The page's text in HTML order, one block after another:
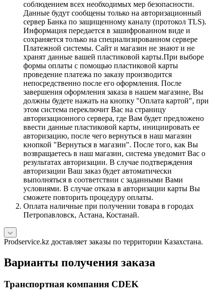
соблюдением всех необходимых мер безопасности.
Данные будут сообщены только на авторизационный
сервер Банка по защищенному каналу (протокол TLS).
Информация передается в зашифрованном виде и
сохраняется только на специализированном сервере
Платежной системы. Сайт и магазин не знают и не
хранят данные вашей пластиковой карты.При выборе
формы оплаты с помощью пластиковой карты
проведение платежа по заказу производится
непосредственно после его оформления. После
завершения оформления заказа в нашем магазине, Вы
должны будете нажать на кнопку "Оплата картой", при
этом система переключит Вас на страницу
авторизационного сервера, где Вам будет предложено
ввести данные пластиковой карты, инициировать ее
авторизацию, после чего вернуться в наш магазин
кнопкой "Вернуться в магазин". После того, как Вы
возвращаетесь в наш магазин, система уведомит Вас о
результатах авторизации. В случае подтверждения
авторизации Ваш заказ будет автоматически
выполняться в соответствии с заданными Вами
условиями. В случае отказа в авторизации карты Вы
сможете повторить процедуру оплаты.
Оплата наличные при получении товара в городах
Петропавловск, Астана, Костанай.
Prodservice.kz доставляет заказы по территории Казахстана.
Варианты получения заказа
Транспортная компания CDEK